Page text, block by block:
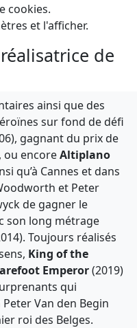
cookies.
et l'afficher.
de
ainsi que des
sur fond de défi
gagnant du prix de
ou encoreAltiplano
qu’à Cannes et dans
et Peter
de gagner le
son long métrage
Toujours réalisés
King of the
Emperor(2019)
qui
Van den Begin
roi des Belges.